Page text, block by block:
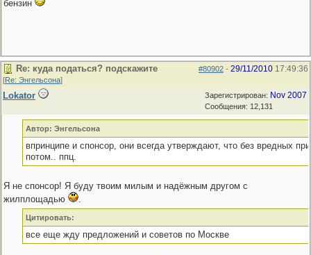
бензин
#80902 - 29/11/2010 17:49:36
Re: куда податься? подскажите
[Re: Энгельсона]
Зарегистрирован: Nov 2007
Сообщения: 12,131
Lokator
Автор: Энгельсона
впринципе и спонсор, они всегда утверждают, что без вредных
потом.. ппц.
Я не спонсор! Я буду твоим милым и надёжным другом с
жилплощадью
.
Цитировать:
все еще жду предложений и советов по Москве